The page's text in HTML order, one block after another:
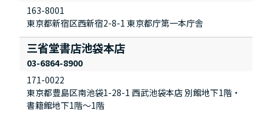
163-8001
東京都新宿区西新宿2-8-1 東京都庁第一本庁舎
三省堂書店池袋本店
171-0022
東京都豊島区南池袋1-28-1 西武池袋本店 別館地下1階・
書籍館地下1階～1階
03-6864-8900